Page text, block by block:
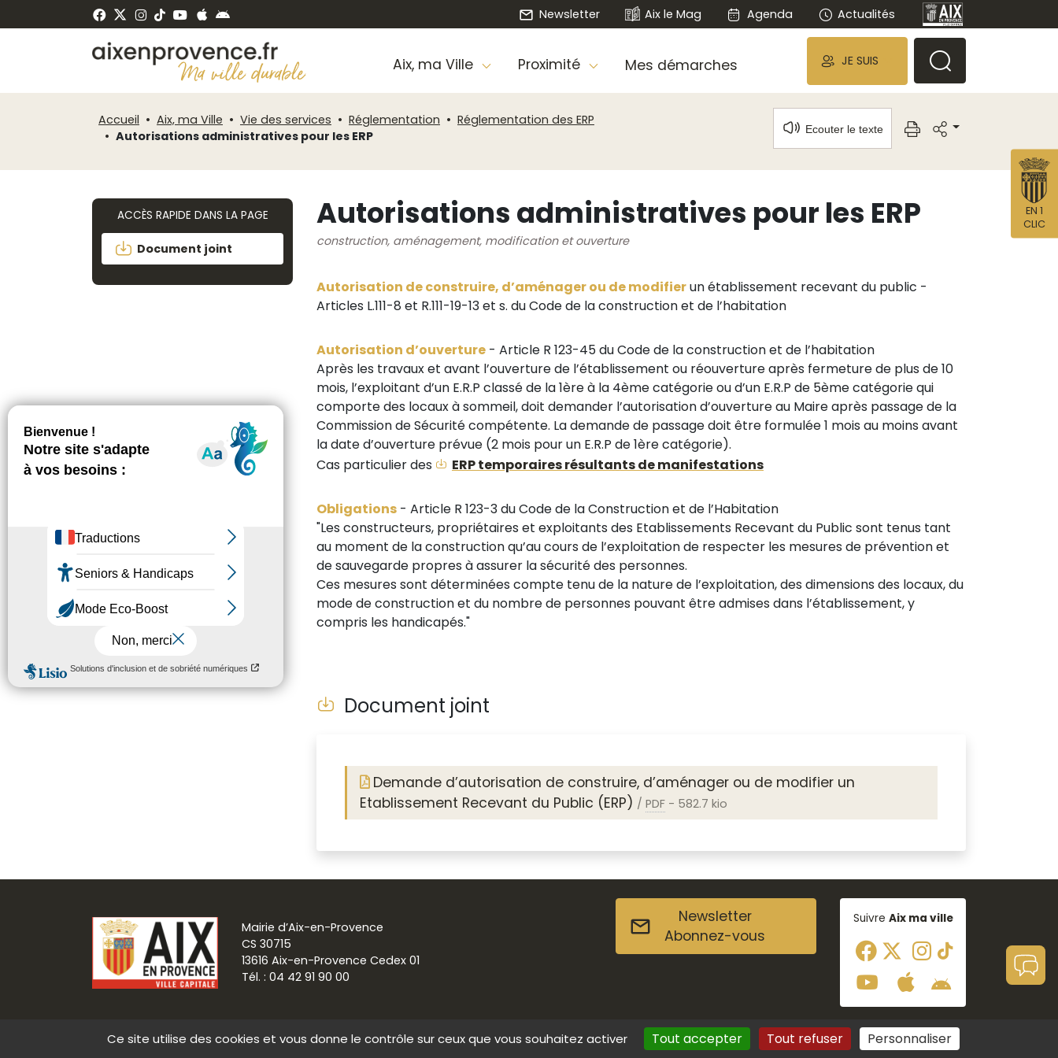
Newsletter Aix le Mag Agenda Actualités
Aix, ma Ville Proximité Mes démarches JE SUIS
Accueil Aix, ma Ville Vie des services Réglementation
Réglementation des ERP
Autorisations administratives pour les ERP
Ecouter le texte
ACCÈS RAPIDE DANS LA PAGE
Document joint
Autorisations administratives pour les ERP
construction, aménagement, modification et ouverture
Autorisation de construire, d’aménager ou de modifierun établissement recevant du public -
Articles L.111-8 et R.111-19-13 et s. du Code de la construction et de l’habitation
Autorisation d’ouverture - Article R 123-45 du Code de la construction et de l’habitation
Après les travaux et avant l’ouverture de l’établissement ou réouverture après fermeture de plus de 10
mois, l’exploitant d’un E.R.P classé de la 1ère à la 4ème catégorie ou d’un E.R.P de 5ème catégorie qui
comporte des locaux à sommeil, doit demander l’autorisation d’ouverture au Maire après passage de la
Commission de Sécurité compétente. La demande de passage doit être formulée 1 mois au moins avant
la date d’ouverture prévue (2 mois pour un E.R.P de 1ère catégorie).
Cas particulier des
ERP temporaires résultants de manifestations
Obligations - Article R 123-3 du Code de la Construction et de l’Habitation
"Les constructeurs, propriétaires et exploitants des Etablissements Recevant du Public sont tenus tant
au moment de la construction qu’au cours de l’exploitation de respecter les mesures de prévention et
de sauvegarde propres à assurer la sécurité des personnes.
Ces mesures sont déterminées compte tenu de la nature de l’exploitation, des dimensions des locaux, du
mode de construction et du nombre de personnes pouvant être admises dans l’établissement, y
compris les handicapés."
Document joint
Demande d’autorisation de construire, d’aménager ou de modifier un
Etablissement Recevant du Public (ERP) / PDF - 582.7 kio
Mairie d’Aix-en-Provence
CS 30715
13616 Aix-en-Provence Cedex 01
Tél. : 04 42 91 90 00
Newsletter
Abonnez-vous
Suivre Aix ma ville
Communication Mentions légales Données personnelles Contact Accessibilité : non conforme Aide à la navigation Plan du site
EN 1
CLIC
de
Panneau de gestion des cookies
Ce site utilise des cookies et vous donne le contrôle sur ceux que vous souhaitez activer Tout accepter Tout refuser Personnaliser